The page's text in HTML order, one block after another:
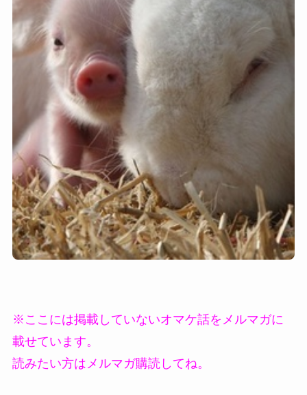
※ここには掲載していないオマケ話をメルマガに
載せています。
読みたい方はメルマガ購読してね。